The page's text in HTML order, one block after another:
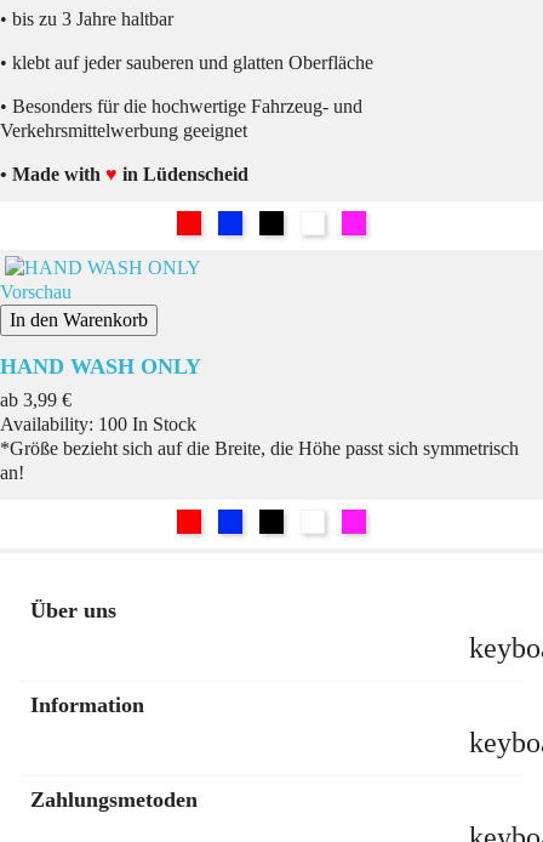
• bis zu 3 Jahre haltbar
• klebt auf jeder sauberen und glatten Oberfläche
• Besonders für die hochwertige Fahrzeug- und
Verkehrsmittelwerbung geeignet
• Made with ♥ in Lüdenscheid
Vorschau
In den Warenkorb
HAND WASH ONLY
ab Preis
3,99 €
Availability: 100 In Stock
*Größe bezieht sich auf die Breite, die Höhe passt sich symmetrisch
an!
Über uns
Information
Zahlungsmetoden